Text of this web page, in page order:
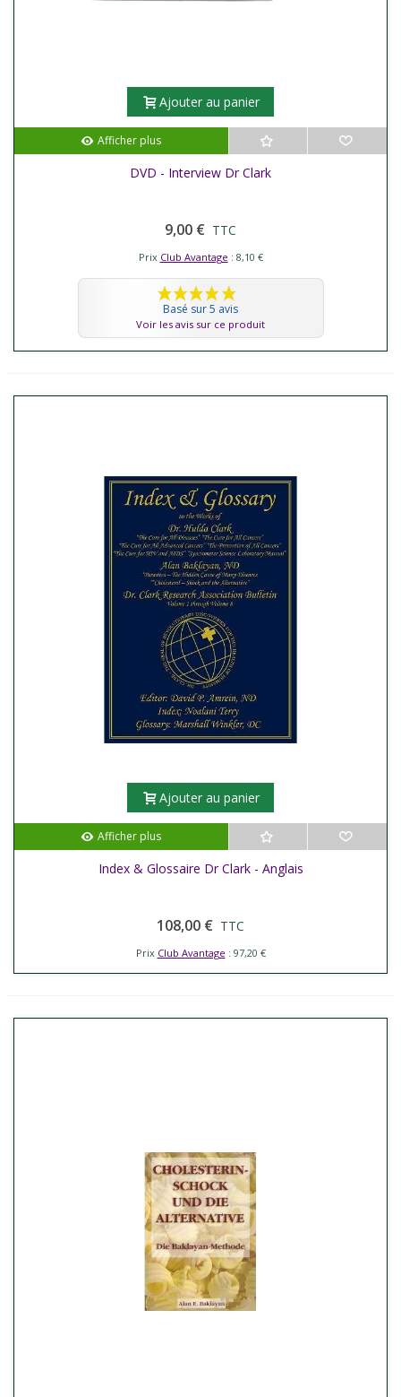
Ajouter au panier
Afficher plus
DVD - Interview Dr Clark
9,00 € TTC
Prix Club Avantage : 8,10 €
Basé sur 5 avis
Voir les avis sur ce produit
Ajouter au panier
Afficher plus
Index & Glossaire Dr Clark - Anglais
108,00 € TTC
Prix Club Avantage : 97,20 €